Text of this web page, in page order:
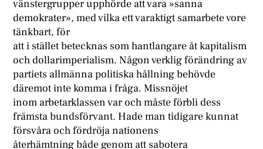
vänstergrupper upphörde att vara »sanna
demokrater», med vilka ett varaktigt samarbete vore
tänkbart, för
att i stället betecknas som hantlangare åt kapitalism
och dollarimperialism. Någon verklig förändring av
partiets allmänna politiska hållning behövde
däremot inte komma i fråga. Missnöjet
inom arbetarklassen var och måste förbli dess
främsta bundsförvant. Hade man tidigare kunnat
försvåra och fördröja nationens
återhämtning både genom att sabotera